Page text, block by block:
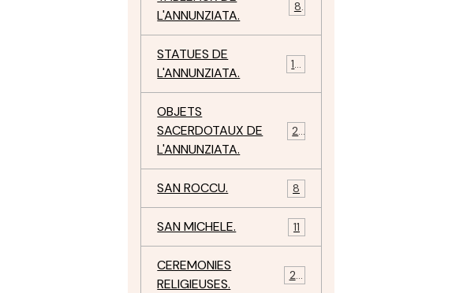
L'ANNUNZIATA.
8
STATUES DE
L'ANNUNZIATA.
15
OBJETS
SACERDOTAUX DE
L'ANNUNZIATA.
24
SAN ROCCU. 8
SAN MICHELE. 11
CEREMONIES
RELIGIEUSES.
23